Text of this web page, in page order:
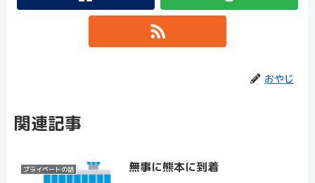
おやじ
関連記事
プライベートの話 無事に熊本に到着